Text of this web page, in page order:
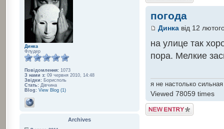
Динка
Флудер
Повідомлення: 1073
З нами з: 09 червня 2010, 14:48
Звідки: Борисполь
Стать: Дівчина
Blog: View Blog (1)
Archives
погода
Динкавід 12
на улице так
пора. Мелкие
я не настолько
Viewed 78059 times
Post a Blog Entry